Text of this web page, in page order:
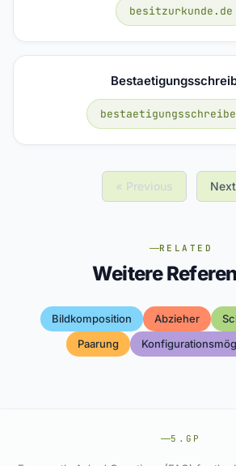
besitzurkunde.de
« Previous
RELATED
Weitere
Bildkomposition Abzieher
Paarung
5.GP